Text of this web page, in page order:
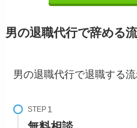
男の退職代行で辞める
男の退職代行で退職する流
STEP